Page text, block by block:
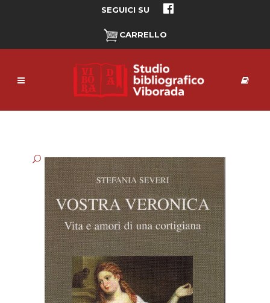
SEGUICI SU
CARRELLO